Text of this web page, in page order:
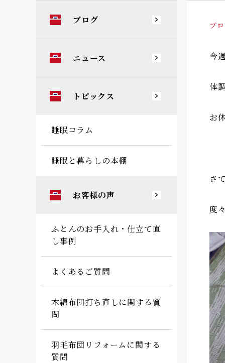
ブ
今
体
お
さ
度
ブログ
ニュース
トピックス
睡眠コラム
睡眠と暮らしの本棚
お客様の声
ふとんのお手入れ・仕立て直
し事例
よくあるご質問
木綿布団打ち直しに関する質
問
羽毛布団リフォームに関する
質問